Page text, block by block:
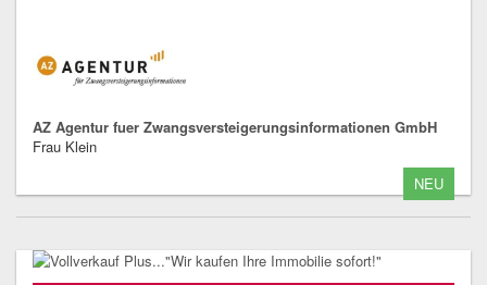
AZ Agentur fuer Zwangsversteigerungsinformationen GmbH
Frau Klein
NEU